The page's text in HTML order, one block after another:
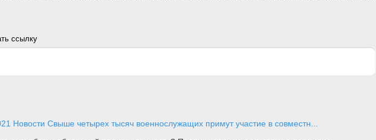
ссылку
Новости Свыше четырех тысяч военнослужащих примут участие в совместн...